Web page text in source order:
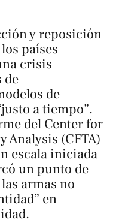
y reposición
países
crisis
de
de
a tiempo”.
del Center for
Analysis (CFTA)
escala iniciada
un punto de
armas no
en